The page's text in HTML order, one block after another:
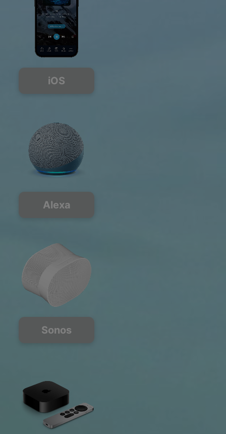
iOS
Alexa
Sonos